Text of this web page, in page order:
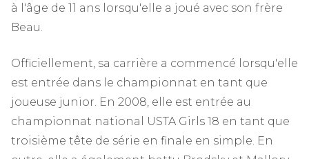
à l'âge de 11 ans lorsqu'elle a joué avec son frère
Beau.
Officiellement, sa carrière a commencé lorsqu'elle
est entrée dans le championnat en tant que
joueuse junior. En 2008, elle est entrée au
championnat national USTA Girls 18 en tant que
troisième tête de série en finale en simple. En